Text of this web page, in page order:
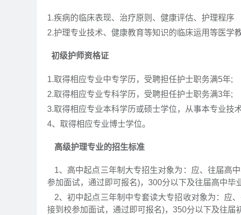
1.疾病的临床表现、治疗原则、健康评估、护理程序
2.护理专业技术、健康教育等知识的临床运用等医学
初级护师资格证
1.取得相应专业中专学历，受聘担任护士职务满5年;
2.取得相应专业专科学历，受聘担任护士职务满3年;
3.取得相应专业本科学历或硕士学位，从事本专业技
4、取得相应专业博士学位。
高级护理专业的招生标准
1、高中起点三年制大专招生对象为：应、往届高
参加面试，通过即可报名)，300分以下及往届高中毕
2、初中起点三年制中专套读大专招收对象为：应
接到校参加面试，通过即可报名)，350分以下及往届